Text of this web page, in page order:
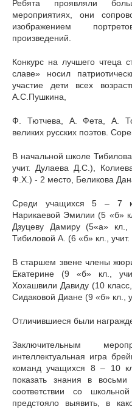
Ребята проявляли
мероприятиях, они
изображением
произведений.
Конкурс на лучшего чтеца
славе» носил
участие дети всех
А.С.Пушкина,
Ф. Тютчева, А. Фета, А.
великих русских поэтов.
В начальной школе
учит. Дулаева Д.С.),
Ф.Х.) - 2 место, Беликова
Среди учащихся 5 – 7
Нарикаевой Эмилии (5 «б»
Дзуцеву Дамиру (5«а»
Тибиловой А. (6 «б» кл.,
В старшем звене члены
Екатерине (9 «б» кл.,
Хохашвили Давиду (10
Сидаковой Диане (9 «б» кл.,
Отличившиеся были
Заключительным
интеллектуальная игра
команд учащихся 8 – 10
показать знания в
соответствии со
предстояло выявить, в